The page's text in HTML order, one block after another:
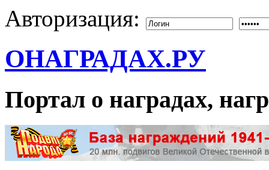
Авторизация:
ОНАГРАДАХ.РУ
Портал о наградах,